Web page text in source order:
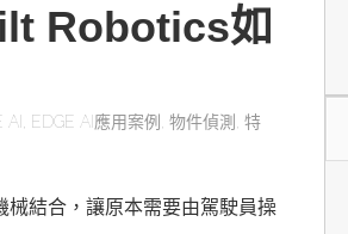
Robotics如
AI EDGE AI應用案例 物件偵測
特
結合，讓原本需要由駕駛員操